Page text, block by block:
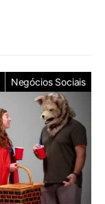
Negócios Sociais